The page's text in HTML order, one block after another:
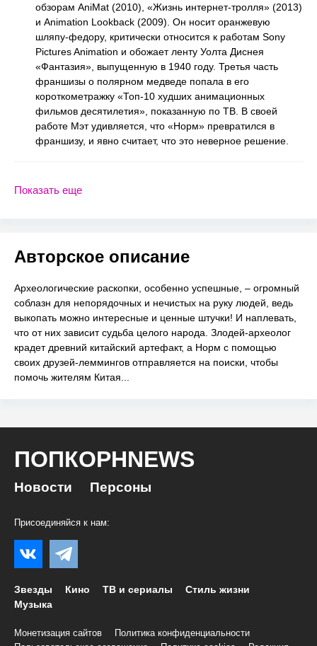
обзорам AniMat (2010), «Жизнь интернет-тролля» (2013)
и Animation Lookback (2009). Он носит оранжевую
шляпу-федору, критически относится к работам Sony
Pictures Animation и обожает ленту Уолта Диснея
«Фантазия», выпущенную в 1940 году. Третья часть
франшизы о полярном медведе попала в его
короткометражку «Топ-10 худших анимационных
фильмов десятилетия», показанную по ТВ. В своей
работе Мэт удивляется, что «Норм» превратился в
франшизу, и явно считает, что это неверное решение.
Показать еще
Авторское описание
Археологические раскопки, особенно успешные, – огромный
соблазн для непорядочных и нечистых на руку людей, ведь
выкопать можно интересные и ценные штучки! И наплевать,
что от них зависит судьба целого народа. Злодей-археолог
крадет древний китайский артефакт, а Норм с помощью
своих друзей-леммингов отправляется на поиски, чтобы
помочь жителям Китая...
ПОПКОРНNEWS
Новости Персоны
Присоединяйся к нам:
Звезды Кино ТВ и сериалы
Стиль жизни
Музыка
Монетизация сайтов
Политика конфиденциальности